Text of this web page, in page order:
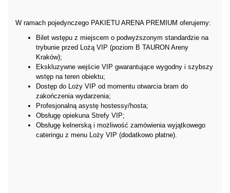
W ramach pojedynczego PAKIETU ARENA PREMIUM oferujemy:
Bilet wstępu z miejscem o podwyższonym standardzie na
trybunie przed Lożą VIP (poziom B TAURON Areny
Kraków);
Ekskluzywne wejście VIP gwarantujące wygodny i szybszy
wstęp na teren obiektu;
Dostęp do Loży VIP od momentu otwarcia bram do
zakończenia wydarzenia;
Profesjonalną asystę hostessy/hosta;
Obsługę opiekuna Strefy VIP;
Obsługę kelnerską i możliwość zamówienia wyjątkowego
cateringu z menu Loży VIP (dodatkowo płatne).